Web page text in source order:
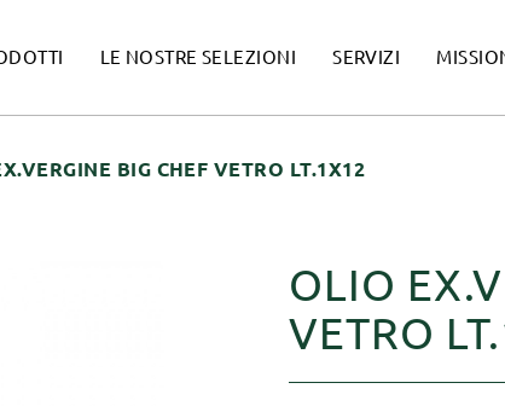
LE NOSTRE SELEZIONI SERVIZI
BIG CHEF VETRO LT.1X12
OLIO
VETRO